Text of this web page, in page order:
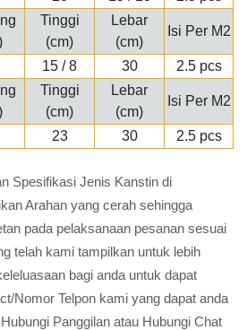
Tinggi
(cm)
Lebar
(cm)
Isi Per M2
15 / 8 30
2.5 pcs
Tinggi
(cm)
Lebar
(cm)
Isi Per M2
23 30 2.5 pcs
Spesifikasi Jenis Kanstin di
Arahan yang cerah sehingga
pada pelaksanaan pesanan sesuai
telah kami tampilkan untuk lebih
bagi anda untuk dapat
Nomor Telpon kami yang dapat anda
Panggilan atau Hubungi Chat